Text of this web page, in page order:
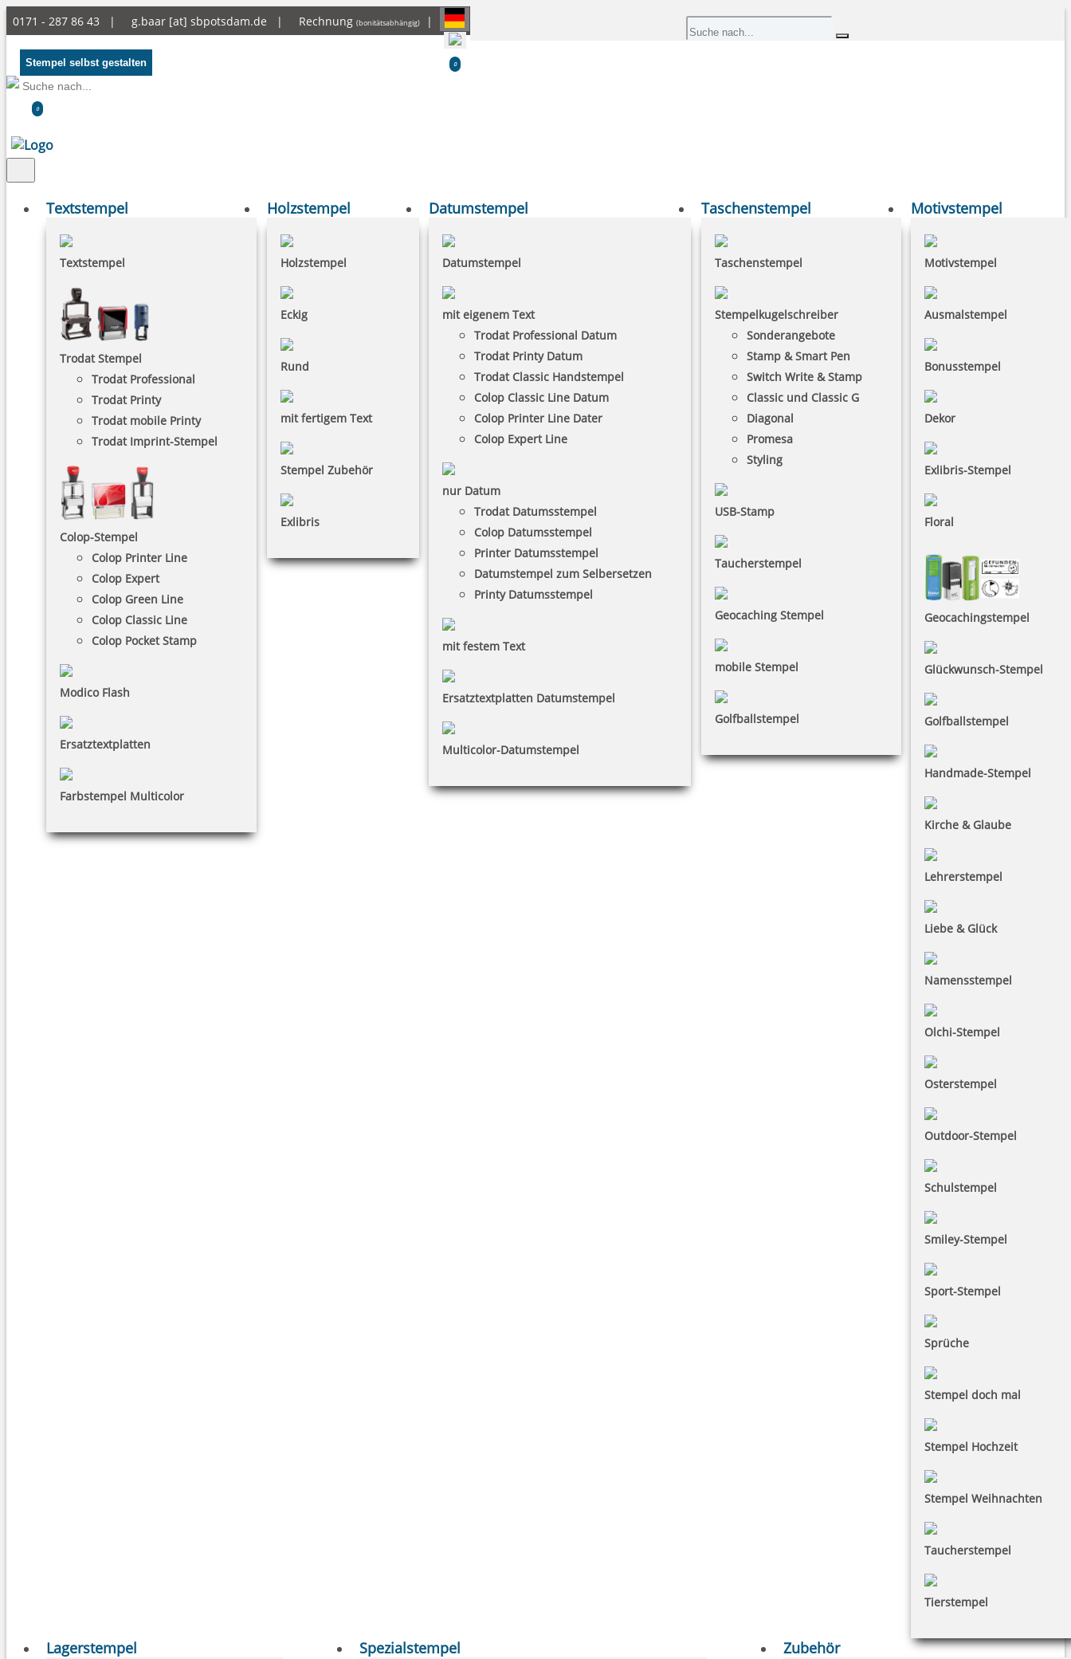
0171 - 287 86 43 | g.baar [at] sbpotsdam.de | Rechnung (bonitätsabhängig) |
0
Stempel selbst gestalten
0
Textstempel
Textstempel
Trodat Stempel
Trodat Professional
Trodat Printy
Trodat mobile Printy
Trodat Imprint-Stempel
Colop-Stempel
Colop Printer Line
Colop Expert
Colop Green Line
Colop Classic Line
Colop Pocket Stamp
Modico Flash
Ersatztextplatten
Farbstempel Multicolor
Holzstempel
Holzstempel
Eckig
Rund
mit fertigem Text
Stempel Zubehör
Exlibris
Datumstempel
Datumstempel
mit eigenem Text
Trodat Professional Datum
Trodat Printy Datum
Trodat Classic Handstempel
Colop Classic Line Datum
Colop Printer Line Dater
Colop Expert Line
nur Datum
Trodat Datumsstempel
Colop Datumsstempel
Printer Datumsstempel
Datumstempel zum Selbersetzen
Printy Datumsstempel
mit festem Text
Ersatztextplatten Datumstempel
Multicolor-Datumstempel
Taschenstempel
Taschenstempel
Stempelkugelschreiber
Sonderangebote
Stamp & Smart Pen
Switch Write & Stamp
Classic und Classic G
Diagonal
Promesa
Styling
USB-Stamp
Taucherstempel
Geocaching Stempel
mobile Stempel
Golfballstempel
Motivstempel
Motivstempel
Ausmalstempel
Bonusstempel
Dekor
Exlibris-Stempel
Floral
Geocachingstempel
Glückwunsch-Stempel
Golfballstempel
Handmade-Stempel
Kirche & Glaube
Lehrerstempel
Liebe & Glück
Namensstempel
Olchi-Stempel
Osterstempel
Outdoor-Stempel
Schulstempel
Smiley-Stempel
Sport-Stempel
Sprüche
Stempel doch mal
Stempel Hochzeit
Stempel Weihnachten
Taucherstempel
Tierstempel
Lagerstempel Spezialstempel Zubehör